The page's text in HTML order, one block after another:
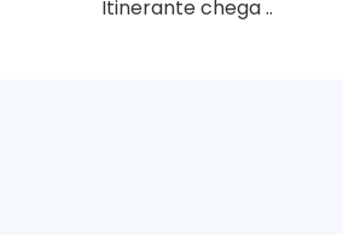
Itinerante chega ..